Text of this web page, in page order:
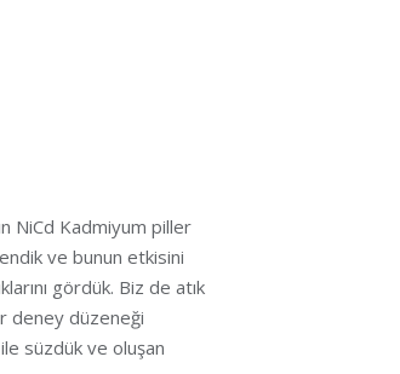
NiCd Kadmiyum piller
ve bunun etkisini
gördük. Biz de atık
deney düzeneği
süzdük ve oluşan